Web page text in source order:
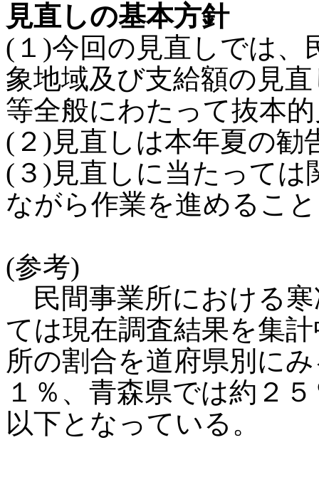
見直しの基本方針
(１)今回の見直しでは、
象地域及び支給額の見
等全般にわたって抜本
(２)見直しは本年夏の
(３)見直しに当たっては
ながら作業を進めるこ
(参考)
民間事業所における
ては現在調査結果を集
所の割合を道府県別に
１％、青森県では約２
以下となっている。